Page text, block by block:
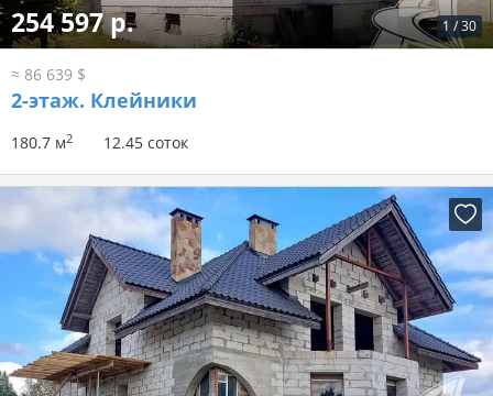
1 /30
254 597 р.
≈ 86 639 $
2-этаж. Клейники
180.7 м2 12.45 соток